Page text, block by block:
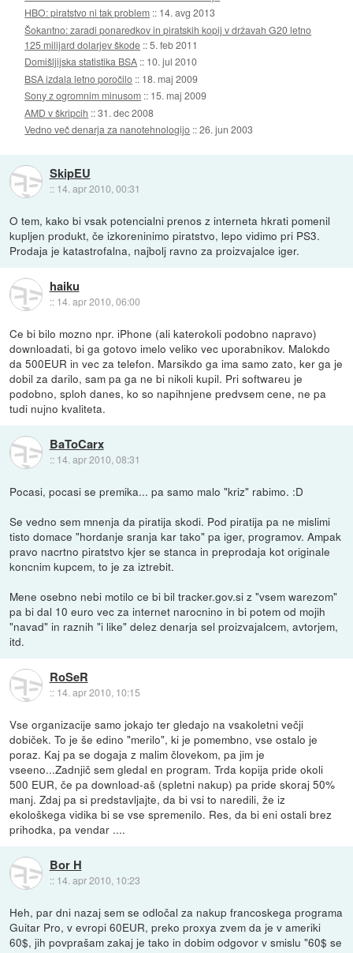
HBO: piratstvo ni tak problem :: 14. avg 2013
Šokantno: zaradi ponaredkov in piratskih kopij v državah G20 letno
125 milijard dolarjev škode ::5. feb 2011
Domišljijska statistika BSA :: 10. jul 2010
BSA izdala letno poročilo :: 18. maj 2009
Sony z ogromnim minusom :: 15. maj 2009
AMD v škripcih ::31. dec 2008
Vedno več denarja za nanotehnologijo ::26. jun 2003
SkipEU
:: 14. apr 2010, 00:31
O tem, kako bi vsak potencialni prenos z interneta hkrati pomenil
kupljen produkt, če izkoreninimo piratstvo, lepo vidimo pri PS3.
Prodaja je katastrofalna, najbolj ravno za proizvajalce iger.
haiku
:: 14. apr 2010, 06:00
Ce bi bilo mozno npr. iPhone (ali katerokoli podobno napravo)
downloadati, bi ga gotovo imelo veliko vec uporabnikov. Malokdo
da 500EUR in vec za telefon. Marsikdo ga ima samo zato, ker ga je
dobil za darilo, sam pa ga ne bi nikoli kupil. Pri softwareu je
podobno, sploh danes, ko so napihnjene predvsem cene, ne pa
tudi nujno kvaliteta.
BaToCarx
:: 14. apr 2010, 08:31
Pocasi, pocasi se premika... pa samo malo "kriz" rabimo. :D
Se vedno sem mnenja da piratija skodi. Pod piratija pa ne mislimi
tisto domace "hordanje sranja kar tako" pa iger, programov. Ampak
pravo nacrtno piratstvo kjer se stanca in preprodaja kot originale
koncnim kupcem, to je za iztrebit.
Mene osebno nebi motilo ce bi bil tracker.gov.si z "vsem warezom"
pa bi dal 10 euro vec za internet narocnino in bi potem od mojih
"navad" in raznih "i like" delez denarja sel proizvajalcem, avtorjem,
itd.
RoSeR
:: 14. apr 2010, 10:15
Vse organizacije samo jokajo ter gledajo na vsakoletni večji
dobiček. To je še edino "merilo", ki je pomembno, vse ostalo je
poraz. Kaj pa se dogaja z malim človekom, pa jim je
vseeno...Zadnjič sem gledal en program. Trda kopija pride okoli
500 EUR, če pa download-aš (spletni nakup) pa pride skoraj 50%
manj. Zdaj pa si predstavljajte, da bi vsi to naredili, že iz
ekološkega vidika bi se vse spremenilo. Res, da bi eni ostali brez
prihodka, pa vendar ....
Bor H
:: 14. apr 2010, 10:23
Heh, par dni nazaj sem se odločal za nakup francoskega programa
Guitar Pro, v evropi 60EUR, preko proxya zvem da je v ameriki
60$, jih povprašam zakaj je tako in dobim odgovor v smislu "60$ se